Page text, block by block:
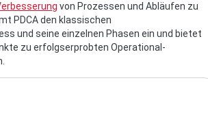
von Prozessen und Abläufen zu
PDCA den klassischen
und seine einzelnen Phasen ein und bietet
zu erfolgserprobten Operational-